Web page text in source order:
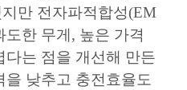
만 전자파적합성(EM
한 무게, 높은 가격
다는 점을 개선해 만든
낮추고 충전효율도